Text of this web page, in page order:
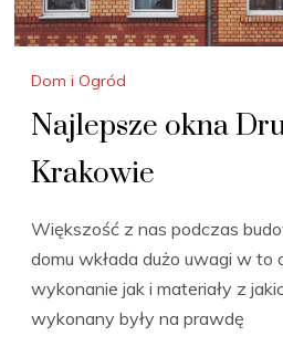
Dom i Ogród
Najlepsze okna
Krakowie
Większość z nas podczas
domu wkłada dużo uwagi w to
wykonanie jak i materiały z
wykonany były na prawdę